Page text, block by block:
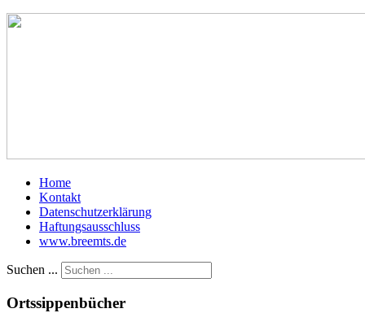
Home
Kontakt
Datenschutzerklärung
Haftungsausschluss
www.breemts.de
Suchen ...
Ortssippenbücher